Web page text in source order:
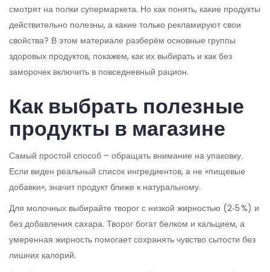
смотрят на полки супермаркета. Но как понять, какие продукты
действительно полезны, а какие только рекламируют свои
свойства? В этом материале разберём основные группы
здоровых продуктов, покажем, как их выбирать и как без
заморочек включить в повседневный рацион.
Как выбрать полезные
продукты в магазине
Самый простой способ – обращать внимание на упаковку.
Если виден реальный список ингредиентов, а не «пищевые
добавки», значит продукт ближе к натуральному.
Для молочных выбирайте творог с низкой жирностью (2‑5 %) и
без добавления сахара. Творог богат белком и кальцием, а
умеренная жирность помогает сохранять чувство сытости без
лишних калорий.